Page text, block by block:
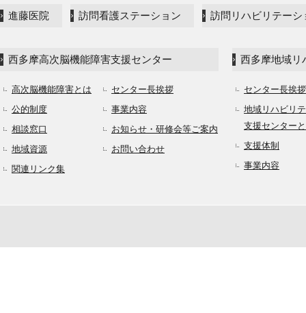
進藤医院 訪問看護ステーション 訪問リハビリテーシ
西多摩高次脳機能障害支援センター
高次脳機能障害とは
公的制度
相談窓口
地域資源
関連リンク集
センター長挨拶
事業内容
お知らせ・研修会等ご案内
お問い合わせ
西多摩地域リ
センター長挨拶
地域リハビリ
支援センター
支援体制
事業内容